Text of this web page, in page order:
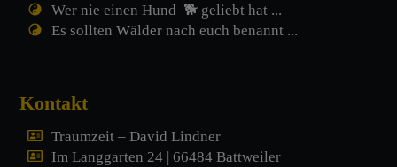
Wer nie einen Hund 🐕 geliebt hat ...
Es sollten Wälder nach euch benannt ...
Kontakt
Traumzeit – David Lindner
Im Langgarten 24 | 66484 Battweiler